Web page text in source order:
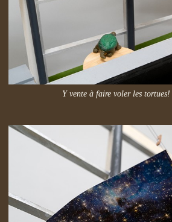
Y vente à faire voler les